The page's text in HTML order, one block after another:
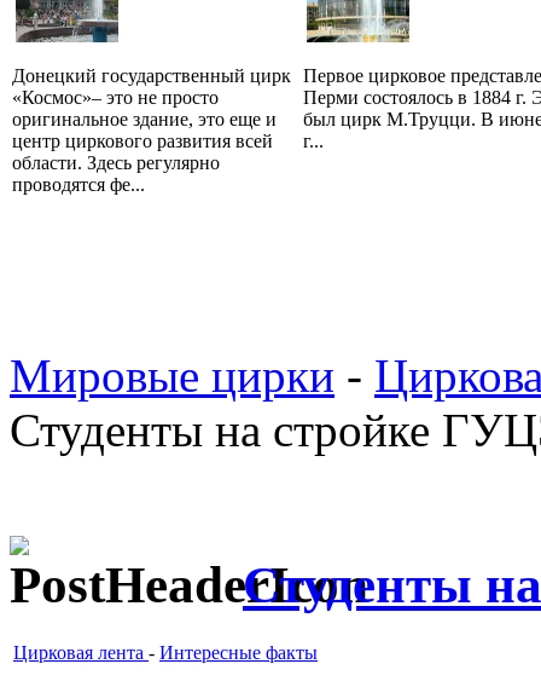
Донецкий государственный цирк
«Космос»– это не просто
оригинальное здание, это еще и
центр циркового развития всей
области. Здесь регулярно
проводятся фе...
Первое цирковое
Перми состоялось в 1884 г.
был цирк М.Труцци. В
г...
Мировые цирки -
Студенты на стройке
Студенты
Цирковая лента - Интересные факты